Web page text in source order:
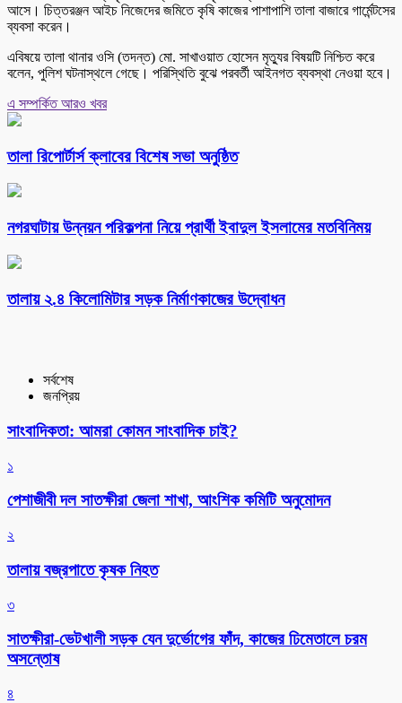
আসে। চিত্তরঞ্জন আইচ নিজেদের জমিতে কৃষি কাজের পাশাপাশি তালা বাজারে গার্মেন্টসের
ব্যবসা করেন।
‎এবিষয়ে তালা থানার ওসি (তদন্ত) মো. সাখাওয়াত হোসেন মৃত্যুর বিষয়টি নিশ্চিত করে
বলেন, পুলিশ ঘটনাস্থলে গেছে। পরিস্থিতি বুঝে পরবর্তী আইনগত ব্যবস্থা নেওয়া হবে।
এ সম্পর্কিত আরও খবর
‎তালা রিপোর্টার্স ক্লাবের বিশেষ সভা অনুষ্ঠিত
নগরঘাটায় উন্নয়ন পরিকল্পনা নিয়ে প্রার্থী ইবাদুল ইসলামের মতবিনিময়
তালায় ২.৪ কিলোমিটার সড়ক নির্মাণকাজের উদ্বোধন
সর্বশেষ
জনপ্রিয়
সাংবাদিকতা: আমরা কোমন সাংবাদিক চাই?
১
পেশাজীবী দল সাতক্ষীরা জেলা শাখা, আংশিক কমিটি অনুমোদন
২
তালায় বজ্রপাতে কৃষক নিহত
৩
সাতক্ষীরা-ভেটখালী সড়ক যেন দুর্ভোগের ফাঁদ, কাজের ঢিমেতালে চরম
অসন্তোষ
৪